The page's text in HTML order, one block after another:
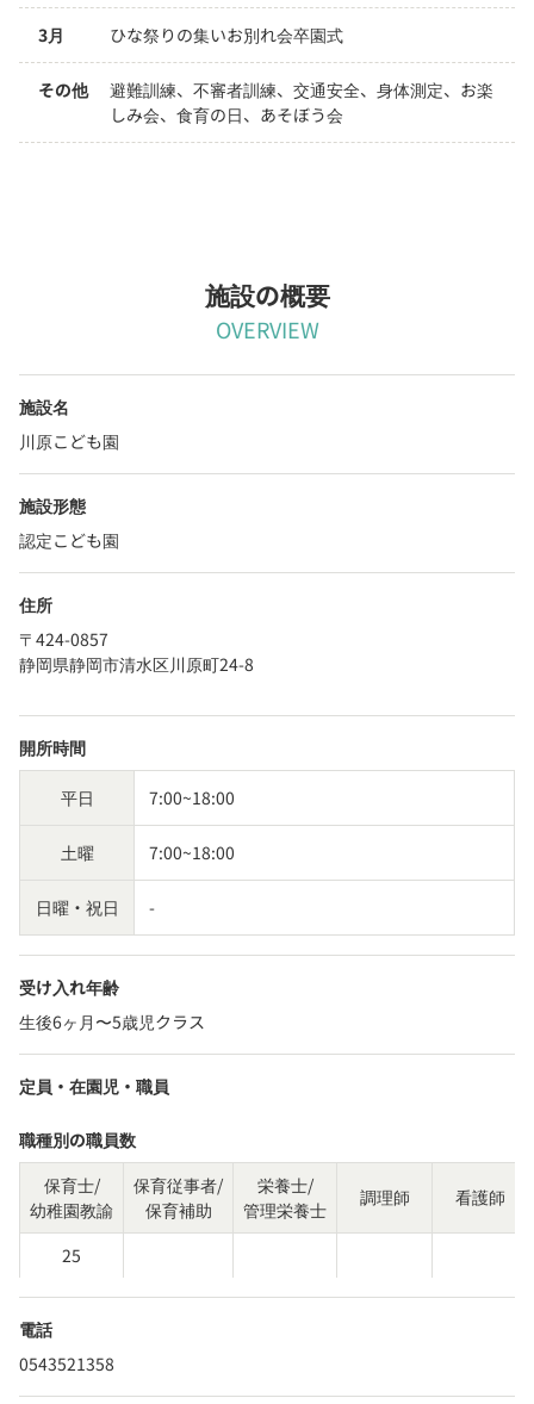
3月 ひな祭りの集いお別れ会卒園式
その他
避難訓練、不審者訓練、交通安全、身体測定、お楽
しみ会、食育の日、あそぼう会
施設の概要
OVERVIEW
施設名
川原こども園
施設形態
認定こども園
住所
〒424-0857
静岡県静岡市清水区川原町24-8
開所時間
平日 7:00~18:00
土曜 7:00~18:00
日曜・祝日 -
受け入れ年齢
生後6ヶ月〜5歳児クラス
定員・在園児・職員
職種別の職員数
保育士/
幼稚園教諭
保育従事者/
保育補助
栄養士/
管理栄養士
調理師 看護師
25
電話
0543521358